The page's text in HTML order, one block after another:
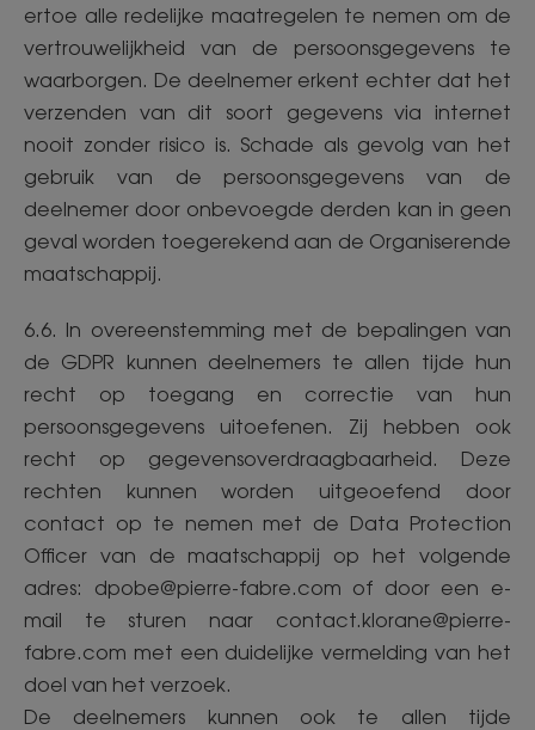
ertoe alle redelijke maatregelen te nemen om de
vertrouwelijkheid van de persoonsgegevens te
waarborgen. De deelnemer erkent echter dat het
verzenden van dit soort gegevens via internet
nooit zonder risico is. Schade als gevolg van het
gebruik van de persoonsgegevens van de
deelnemer door onbevoegde derden kan in geen
geval worden toegerekend aan de Organiserende
maatschappij.
6.6. In overeenstemming met de bepalingen van
de GDPR kunnen deelnemers te allen tijde hun
recht op toegang en correctie van hun
persoonsgegevens uitoefenen. Zij hebben ook
recht op gegevensoverdraagbaarheid. Deze
rechten kunnen worden uitgeoefend door
contact op te nemen met de Data Protection
Officer van de maatschappij op het volgende
adres: dpobe@pierre-fabre.com of door een e-
mail te sturen naar contact.klorane@pierre-
fabre.com met een duidelijke vermelding van het
doel van het verzoek.
De deelnemers kunnen ook te allen tijde